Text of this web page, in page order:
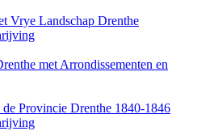
Vrye Landschap Drenthe
met Arrondissementen en
Provincie Drenthe 1840-1846